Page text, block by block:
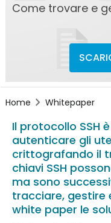
Come trovare e
Home Whitepaper
Il protocollo SSH
autenticare gli
crittografando il
chiavi SSH
ma sono
tracciare, gestire
white paper le